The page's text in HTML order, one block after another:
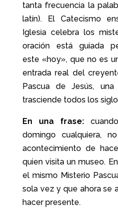
tanta frecuencia la
latín). El Catecismo
Iglesia celebra los
oración está guiada
este «hoy», que no es
entrada real del
Pascua de Jesús,
trasciende todos los
En una frase:
domingo cualquiera,
acontecimiento de
quien visita un museo.
el mismo Misterio
sola vez y que ahora se
hacer presente.